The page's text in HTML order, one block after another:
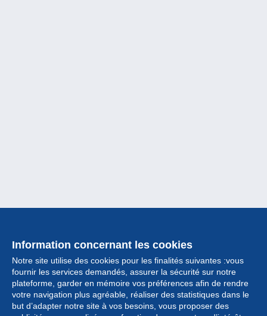
Information concernant les cookies
Notre site utilise des cookies pour les finalités suivantes :vous
fournir les services demandés, assurer la sécurité sur notre
plateforme, garder en mémoire vos préférences afin de rendre
votre navigation plus agréable, réaliser des statistiques dans le
but d’adapter notre site à vos besoins, vous proposer des
Collection